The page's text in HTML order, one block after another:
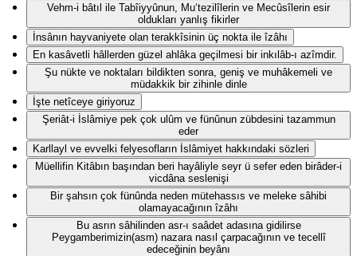
Vehm-i bâtıl ile Tabîiyyûnun, Mu‘tezilîlerin ve Mecûsîlerin esir
oldukları yanlış fikirler
İnsânın hayvaniyete olan terakkîsinin üç nokta ile îzâhı
En kasâvetli hâllerden güzel ahlâka geçilmesi bir inkılâb-ı azîmdir.
Şu nükte ve noktaları bildikten sonra, geniş ve muhâkemeli ve
müdakkik bir zihinle dinle
İşte netîceye giriyoruz
Şeriât-i İslâmiye pek çok ulûm ve fünûnun zübdesini tazammun
eder
Karllayl ve evvelki felyesofların İslâmiyet hakkındaki sözleri
Müellifin Kitâbın başından beri hayâliyle seyr ü sefer eden birâder-i
vicdâna seslenişi
Bir şahsın çok fünûnda neden mütehassıs ve meleke sâhibi
olamayacağının îzâhı
Bu asrın sâhilinden asr-ı saâdet adasına gidilirse
Peygamberimizin(asm) nazara nasıl çarpacağının ve tecellî
edeceğinin beyânı